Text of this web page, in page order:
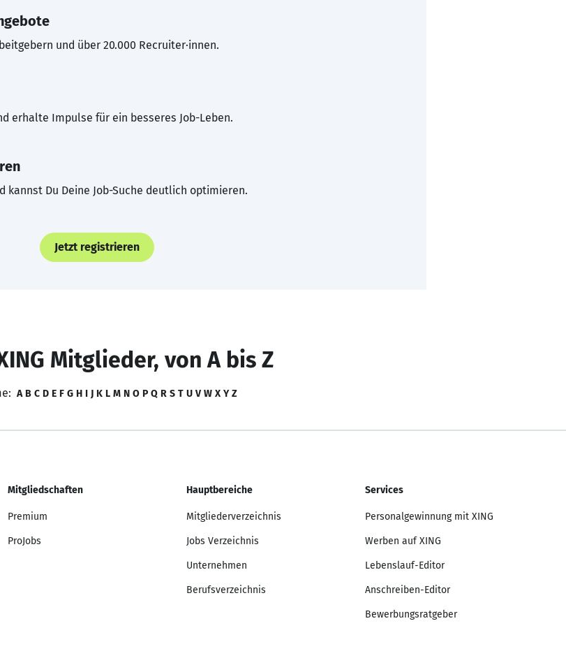
und über 20.000 Recruiter·innen.
erhalte Impulse für ein besseres Job-Leben.
kannst Du Deine Job-Suche deutlich optimieren.
Jetzt registrieren
Mitglieder, von A bis Z
A B C D E F G H I J K L M N O P Q R S T U V W X Y Z
Mitgliedschaften
Premium
ProJobs
Hauptbereiche
Mitgliederverzeichnis
Jobs Verzeichnis
Unternehmen
Berufsverzeichnis
Services
Personalgewinnung mit XING
Werben auf XING
Lebenslauf-Editor
Anschreiben-Editor
Bewerbungsratgeber